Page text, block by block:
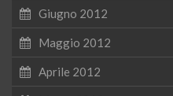
Giugno 2012
Maggio 2012
Aprile 2012